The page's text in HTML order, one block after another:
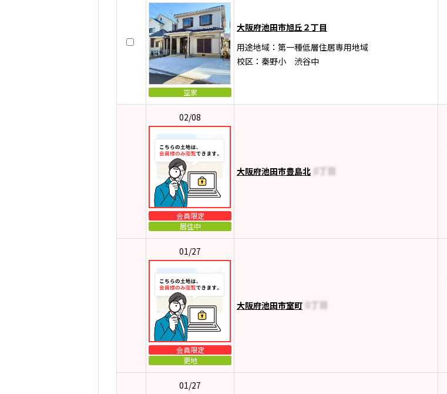
空家
大阪府池田市旭丘２丁目
用途地域：第一種低層住居専用地域
校区：秦野小 渋谷中
02/08
会員限定
居住中
大阪府池田市豊島北
01/27
会員限定
更地
大阪府池田市室町
01/27